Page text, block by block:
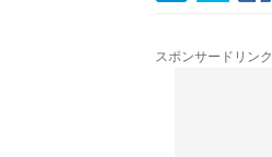
スポンサードリンク